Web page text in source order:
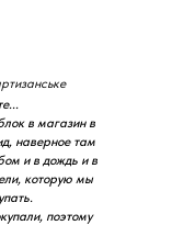
в магазин в
наверное там
и в дождь и в
которую мы
поэтому